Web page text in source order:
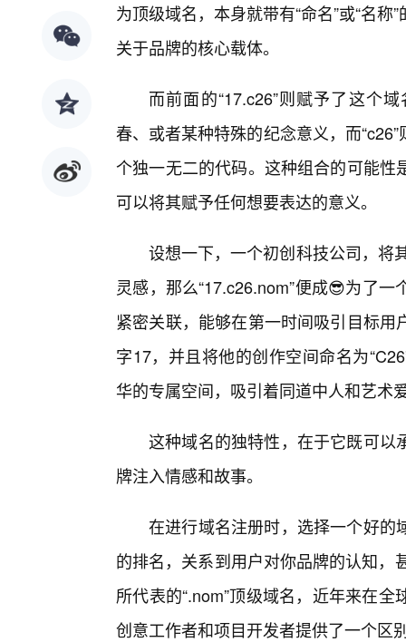
为顶级域名，本身就带有“命名”或“名
关于品牌的核心载体。
而前面的“17.c26”则赋予了这个
春、或者某种特殊的纪念意义，而
个独一无二的代码。这种组合的可能
可以将其赋予任何想要表达的意义。
设想一下，一个初创科技公司，将
灵感，那么“17.c26.nom”便成😎为了
紧密关联，能够在第一时间吸引目标
字17，并且将他的创作空间命名为
华的专属空间，吸引着同道中人和艺术
这种域名的独特性，在于它既可以
牌注入情感和故事。
在进行域名注册时，选择一个好的
的排名，关系到用户对你品牌的认知，
所代表的“.nom”顶级域名，近年来在
创意工作者和项目开发者提供了一个区